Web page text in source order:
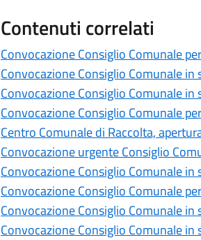
Contenuti correlati
Convocazione Consiglio Comunale
Convocazione Consiglio Comunale
Convocazione Consiglio Comunale
Convocazione Consiglio Comunale
Centro Comunale di Raccolta,
Convocazione urgente Consiglio
Convocazione Consiglio Comunale
Convocazione Consiglio Comunale
Convocazione Consiglio Comunale
Convocazione Consiglio Comunale